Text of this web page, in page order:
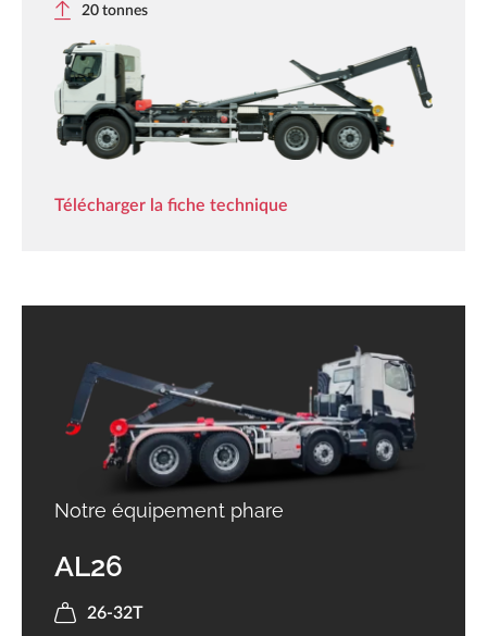
20 tonnes
Télécharger la fiche technique
Notre équipement phare
AL26
26-32T